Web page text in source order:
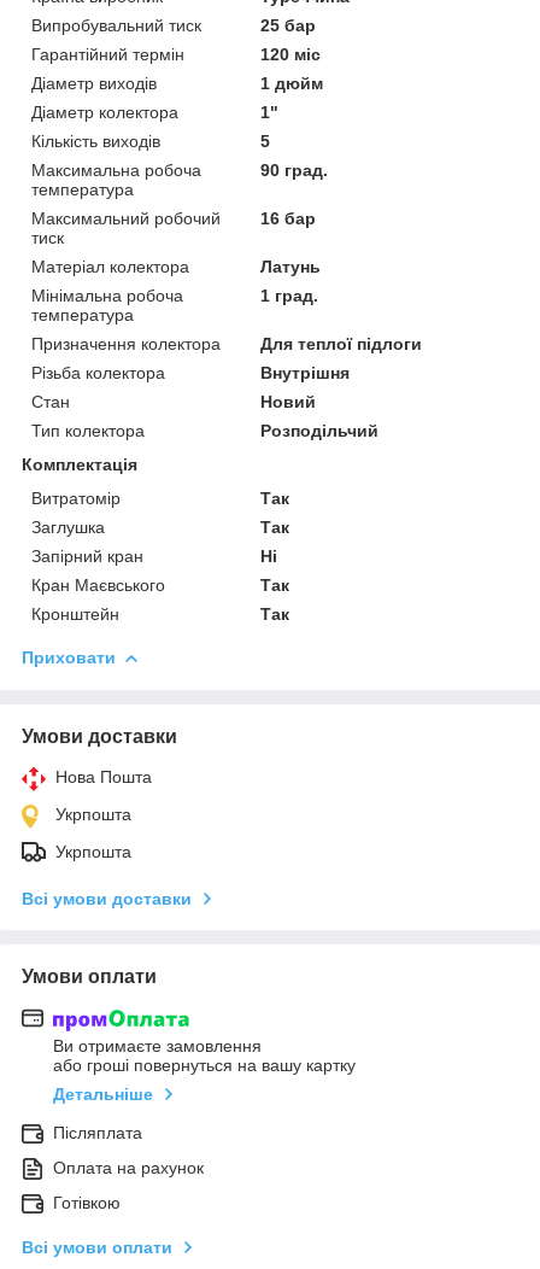
Випробувальний тиск
25 бар
Гарантійний термін
120 міс
Діаметр виходів
1 дюйм
Діаметр колектора
1"
Кількість виходів
5
Максимальна робоча
температура
90 град.
Максимальний робочий
тиск
16 бар
Матеріал колектора
Латунь
Мінімальна робоча
температура
1 град.
Призначення колектора
Для теплої підлоги
Різьба колектора
Внутрішня
Стан
Новий
Тип колектора
Розподільчий
Комплектація
Витратомір
Так
Заглушка
Так
Запірний кран
Ні
Кран Маєвського
Так
Кронштейн
Так
Приховати
Умови доставки
Нова Пошта
Укрпошта
Укрпошта
Всі умови доставки
Умови оплати
Ви отримаєте замовлення
або гроші повернуться на вашу картку
Детальніше
Післяплата
Оплата на рахунок
Готівкою
Всі умови оплати